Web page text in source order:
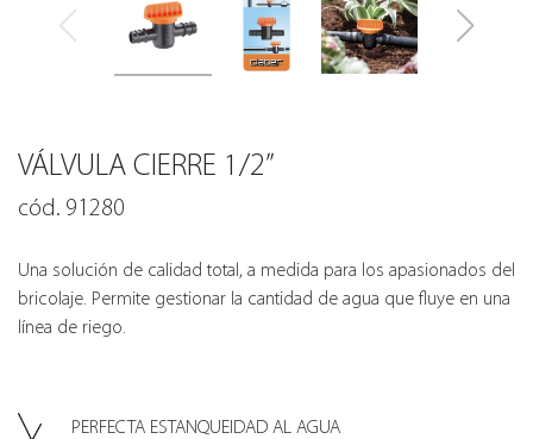
VÁLVULA CIERRE 1/2”
cód. 91280
Una solución de calidad total, a medida para los apasionados del
bricolaje. Permite gestionar la cantidad de agua que fluye en una
línea de riego.
PERFECTA ESTANQUEIDAD AL AGUA